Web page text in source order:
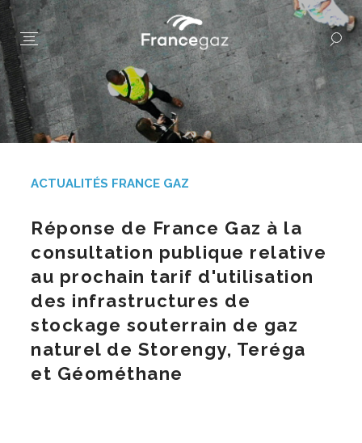
ACTUALITÉS FRANCE GAZ
Réponse de France Gaz à la
consultation publique relative
au prochain tarif d'utilisation
des infrastructures de
stockage souterrain de gaz
naturel de Storengy, Teréga
et Géométhane